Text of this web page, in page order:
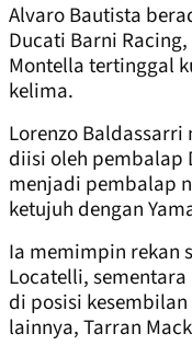
Alvaro Bautista
Ducati Barni
Montella tertinggal
kelima.
Lorenzo
diisi oleh pembalap
menjadi pembalap
ketujuh dengan
Ia memimpin rekan
Locatelli,
di posisi
lainnya, Tarran